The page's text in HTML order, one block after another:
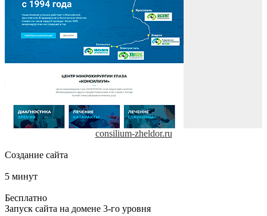
consilium-zheldor.ru
Создание сайта
5 минут
Бесплатно
Запуск сайта на домене 3-го уровня